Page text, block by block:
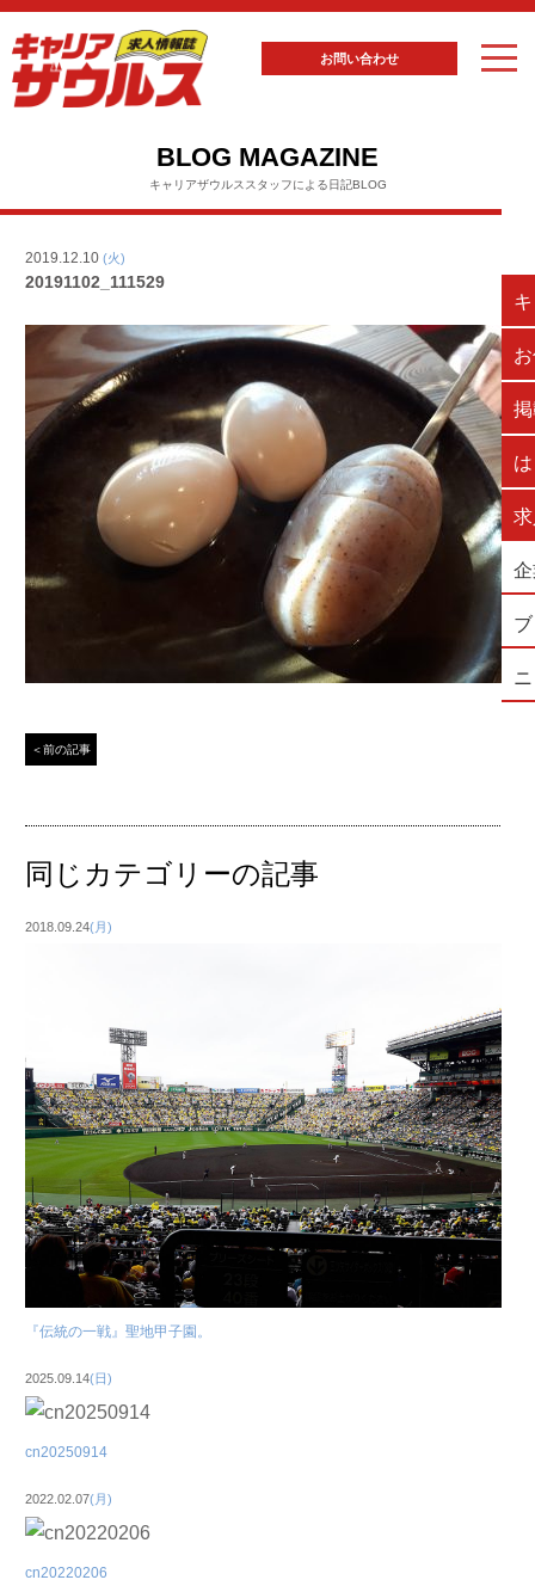
お問い合わせ
BLOG MAGAZINE
キャリアザウルススタッフによる日記BLOG
2019.12.10 (火)
20191102_111529
＜前の記事
同じカテゴリーの記事
2018.09.24(月)
『伝統の一戦』聖地甲子園。
2025.09.14(日)
cn20250914
2022.02.07(月)
cn20220206